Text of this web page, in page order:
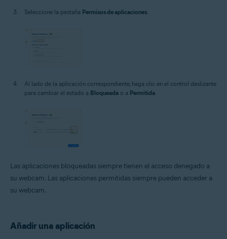
Seleccione la pestaña Permisos de aplicaciones.
Al lado de la aplicación correspondiente, haga clic en el control deslizante
para cambiar el estado a Bloqueada o a Permitida.
Las aplicaciones bloqueadas siempre tienen el acceso denegado a
su webcam. Las aplicaciones permitidas siempre pueden acceder a
su webcam.
Añadir una aplicación